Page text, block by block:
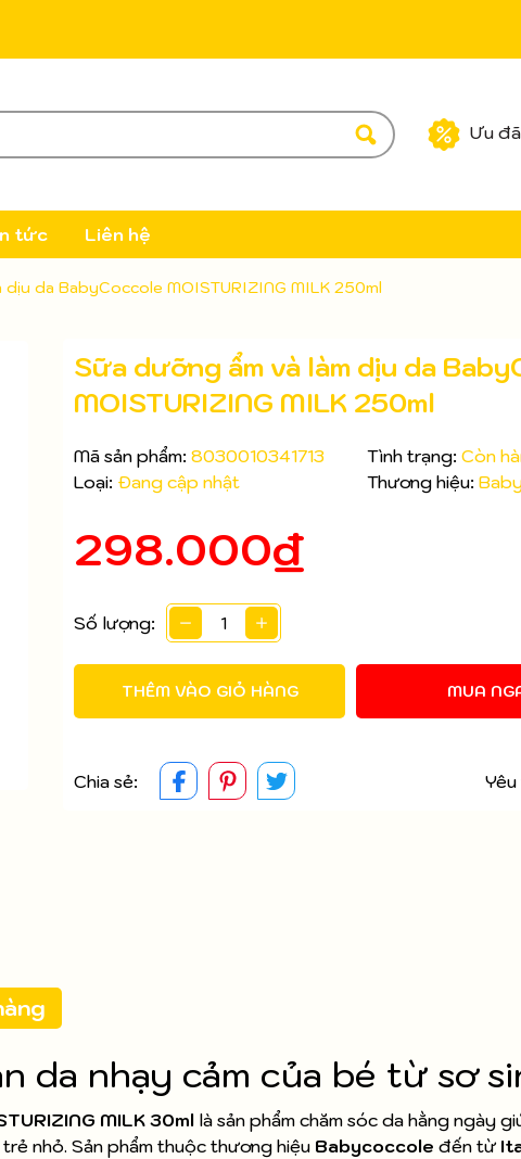
Ưu
tức Liên hệ
dịu da BabyCoccole MOISTURIZING MILK 250ml
Sữa dưỡng ẩm và làm dịu da
MOISTURIZING MILK 250ml
Mã sản phẩm: 8030010341713 Tình trạng: Còn
Loại: Đang cập nhật Thương hiệu:
298.000₫
Số lượng:
THÊM VÀO GIỎ HÀNG MUA
Mã giảm giá:
Điều kiện:
Chia sẻ:
da nhạy cảm của bé từ sơ
MILK 30ml là sản phẩm chăm sóc da hằng ngày
nhỏ. Sản phẩm thuộc thương hiệu Babycoccole đến từ